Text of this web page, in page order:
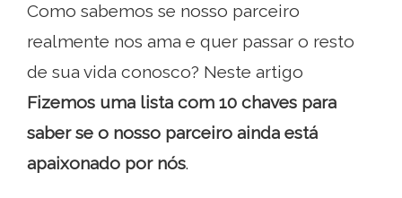
Como sabemos se nosso parceiro
realmente nos ama e quer passar o resto
de sua vida conosco? Neste artigo
Fizemos uma lista com 10 chaves para
saber se o nosso parceiro ainda está
apaixonado por nós.